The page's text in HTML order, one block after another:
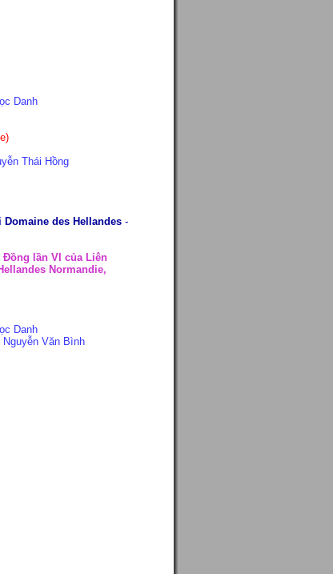
Danh
Thái Hồng
Domaine des Hellandes-
Đồng lần VI của Liên
Normandie,
Danh
Văn Bình